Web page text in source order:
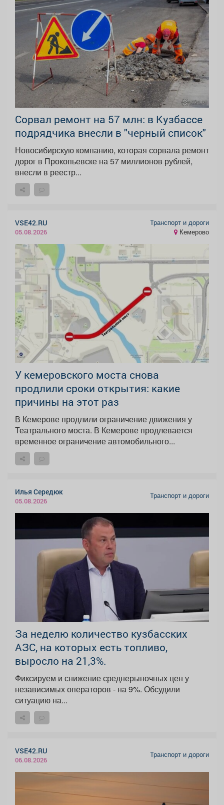
Сорвал ремонт на 57 млн: в Кузбассе
подрядчика внесли в "черный список"
Новосибирскую компанию, которая сорвала ремонт
дорог в Прокопьевске на 57 миллионов рублей,
внесли в реестр...
VSE42.RU
05.08.2026
Транспорт и дороги
Кемерово
У кемеровского моста снова
продлили сроки открытия: какие
причины на этот раз
В Кемерове продлили ограничение движения у
Театрального моста. В Кемерове продлевается
временное ограничение автомобильного...
Илья Середюк
05.08.2026
Транспорт и дороги
За неделю количество кузбасских
АЗС, на которых есть топливо,
выросло на 21,3%.
Фиксируем и снижение среднерыночных цен у
независимых операторов - на 9%. Обсудили
ситуацию на...
VSE42.RU
06.08.2026
Транспорт и дороги